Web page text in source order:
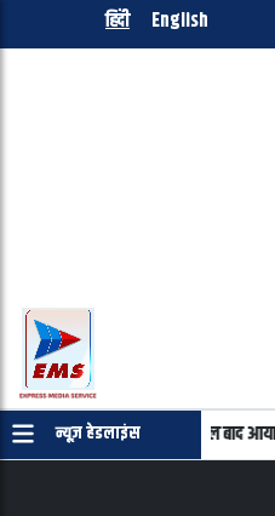
हिंदी English
न्यूज़ हेडलाइंस
के सभी 40 आरोपी बरी, 11 साल बाद